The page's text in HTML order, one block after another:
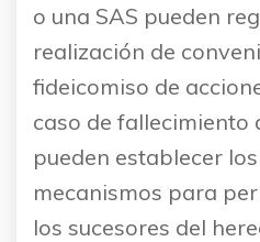
o una SAS pueden
realización de
fideicomiso de
caso de fallecimiento
pueden establecer
mecanismos para
los sucesores del